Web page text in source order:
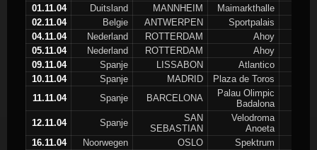
01.11.04
Duitsland MANNHEIM
Maimarkthalle
02.11.04
Belgie ANTWERPEN
Sportpalais
04.11.04
Nederland ROTTERDAM
Ahoy
05.11.04
Nederland ROTTERDAM
Ahoy
09.11.04
Spanje LISSABON
Atlantico
10.11.04
Spanje MADRID
Plaza de Toros
11.11.04
Spanje BARCELONA
Palau Olimpic
Badalona
12.11.04
Spanje
SAN
SEBASTIAN
Velodroma
Anoeta
16.11.04
Noorwegen OSLO
Spektrum